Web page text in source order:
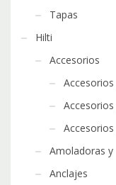
Tapas
Hilti
Accesorios
Accesorios
Accesorios
Amoladoras
Anclajes